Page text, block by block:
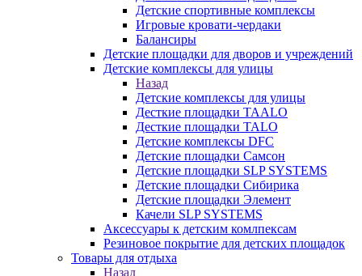
Детские спортивные комплексы
Игровые кровати-чердаки
Балансиры
Детские площадки для дворов и учреждений
Детские комплексы для улицы
Назад
Детские комплексы для улицы
Десткие площадки TAALO
Десткие площадки TALO
Детские комплексы DFC
Детские площадки Самсон
Детские площадки SLP SYSTEMS
Детские площадки Сибирика
Детские площадки Элемент
Качели SLP SYSTEMS
Аксессуары к детским комлпексам
Резиновое покрытие для детских площадок
Товары для отдыха
Назад